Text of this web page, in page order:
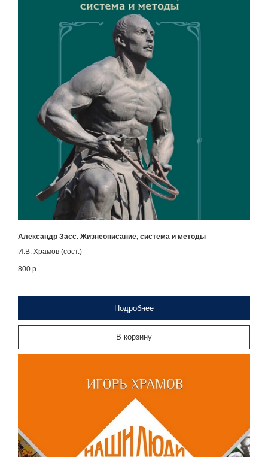
Александр Засс. Жизнеописание, система и методы
И.В. Храмов (сост.)
800 р.
Подробнее
В корзину